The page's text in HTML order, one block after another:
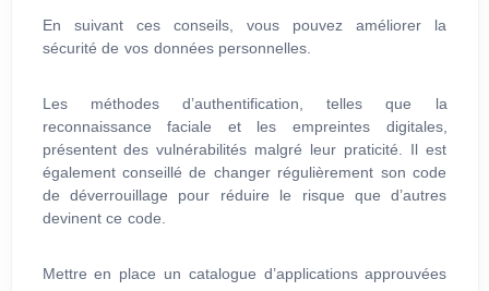
En suivant ces conseils, vous pouvez améliorer la
sécurité de vos données personnelles.
Les méthodes d’authentification, telles que la
reconnaissance faciale et les empreintes digitales,
présentent des vulnérabilités malgré leur praticité. Il est
également conseillé de changer régulièrement son code
de déverrouillage pour réduire le risque que d’autres
devinent ce code.
Mettre en place un catalogue d’applications approuvées